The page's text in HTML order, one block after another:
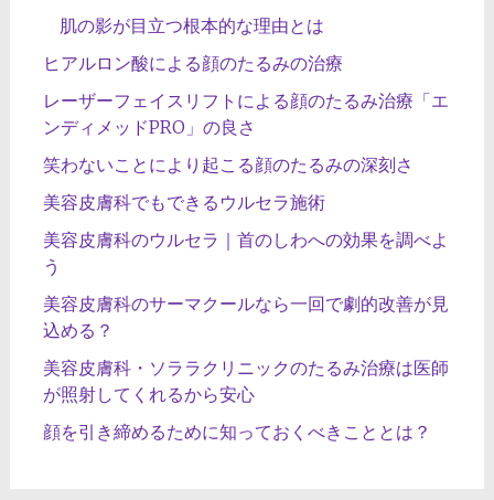
肌の影が目立つ根本的な理由とは
ヒアルロン酸による顔のたるみの治療
レーザーフェイスリフトによる顔のたるみ治療「エ
ンディメッドPRO」の良さ
笑わないことにより起こる顔のたるみの深刻さ
美容皮膚科でもできるウルセラ施術
美容皮膚科のウルセラ｜首のしわへの効果を調べよ
う
美容皮膚科のサーマクールなら一回で劇的改善が見
込める？
美容皮膚科・ソララクリニックのたるみ治療は医師
が照射してくれるから安心
顔を引き締めるために知っておくべきこととは？